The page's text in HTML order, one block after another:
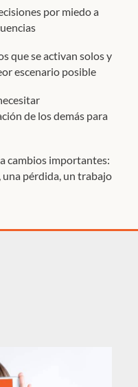
por miedo a
que se activan solos y
escenario posible
de los demás para
cambios importantes:
pérdida, un trabajo